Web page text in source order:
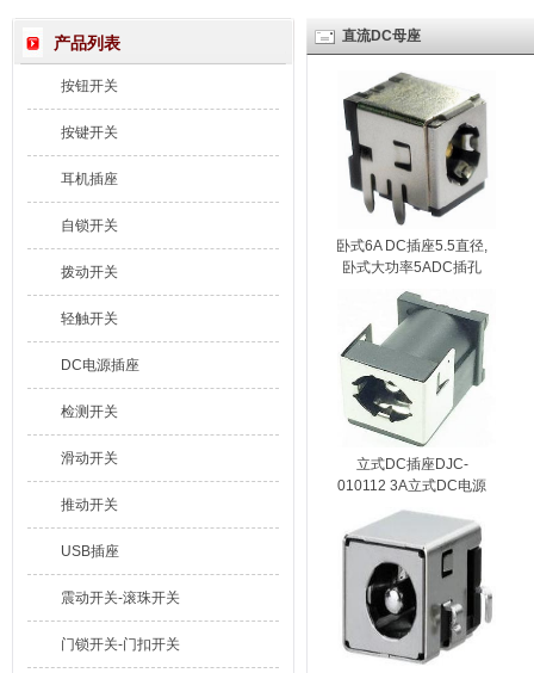
产品列表
按钮开关
按键开关
耳机插座
自锁开关
拨动开关
轻触开关
DC电源插座
检测开关
滑动开关
推动开关
USB插座
震动开关-滚珠开关
门锁开关-门扣开关
直流DC母座
卧式6A DC插座5.5直径,
卧式大功率5ADC插孔
DJC-010105
立式DC插座DJC-
010112 3A立式DC电源
插座5.5*2.5mm